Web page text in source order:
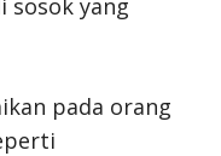
pada orang